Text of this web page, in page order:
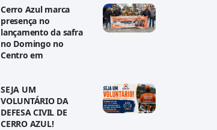
Cerro Azul marca
presença no
lançamento da safra
no Domingo no
Centro em
SEJA UM
VOLUNTÁRIO DA
DEFESA CIVIL DE
CERRO AZUL!